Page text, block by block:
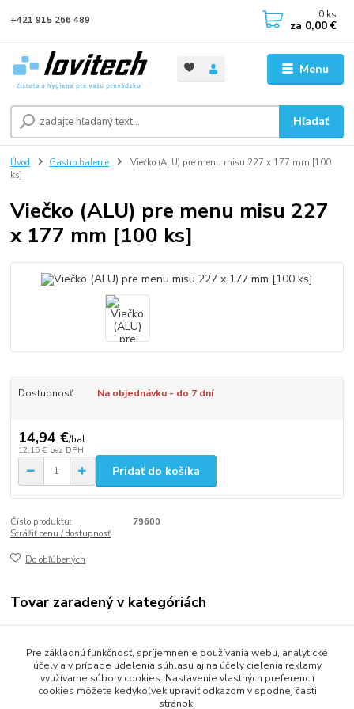
Menu
Hľadať
+421 915 266 489 0 ks
za 0,00 €
Úvod Gastro balenie
Viečko (ALU) pre menu misu 227 x 177 mm [100
ks]
Viečko (ALU) pre menu misu 227
x 177 mm [100 ks]
Dostupnosť Na objednávku - do 7 dní
14,94 €/bal
12,15 € bez DPH
Pridať do košíka
Číslo produktu:
79600
Strážiť cenu / dostupnosť
Do obľúbených
Tovar zaradený v kategóriách
Gastro balenie
Misky a vaničky
Pre základnú funkčnosť, spríjemnenie používania webu, analytické
účely a v prípade udelenia súhlasu aj na účely cielenia reklamy
využívame súbory cookies. Nastavenie vlastných preferencií
cookies môžete kedykoľvek upraviť odkazom v spodnej časti
stránok.